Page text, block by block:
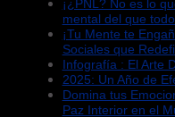
¡¿PNL? No es lo
mental del que
¡Tu Mente te
Sociales que
Infografía : El Arte
2025: Un Año de
Domina tus
Paz Interior en el